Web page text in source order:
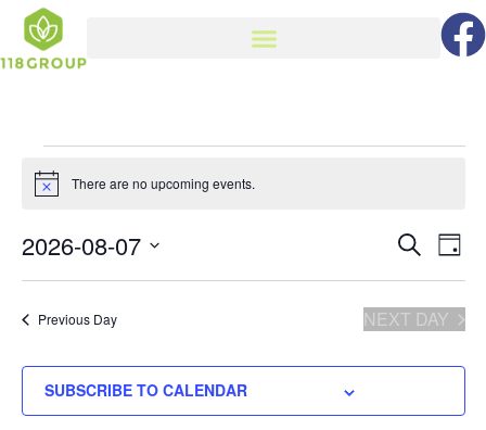
Notice There are no upcoming events.
and
SEARCH
DAY
2026-08-07 Select
date.
Previous Day NEXT DAY
SUBSCRIBE TO CALENDAR